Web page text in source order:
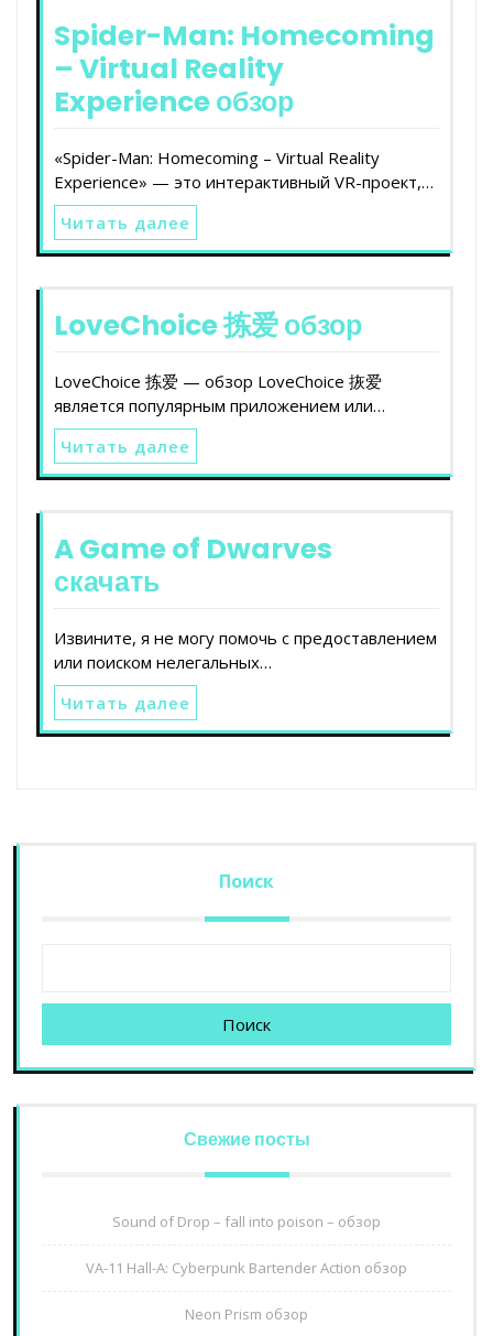
Spider-Man: Homecoming
– Virtual Reality
Experience обзор
«Spider-Man: Homecoming – Virtual Reality
Experience» — это интерактивный VR-проект,…
Читать далее
LoveChoice 拣爱 обзор
LoveChoice 拣爱 — обзор LoveChoice 拻爱
является популярным приложением или…
Читать далее
A Game of Dwarves
скачать
Извините, я не могу помочь с предоставлением
или поиском нелегальных…
Читать далее
Поиск
Поиск
Свежие посты
Sound of Drop – fall into poison – обзор
VA-11 Hall-A: Cyberpunk Bartender Action обзор
Neon Prism обзор